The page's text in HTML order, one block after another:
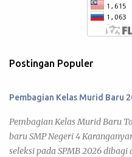
Postingan Populer
Pembagian Kelas Murid Baru
Pembagian Kelas Murid Baru
baru SMP Negeri 4
seleksi pada SPMB 2026